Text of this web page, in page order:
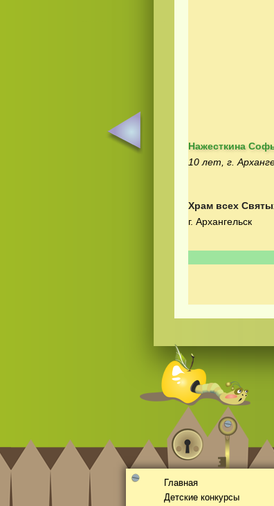
Нажесткина
10 лет, г.
Храм всех
г. Архангельск
Главная
Детские конкурсы